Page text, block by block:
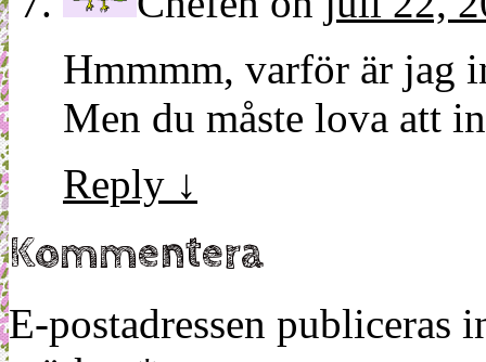
Hmmmm, varför är jag
Men du måste lova att
Reply ↓
Kommentera
E-postadressen publiceras